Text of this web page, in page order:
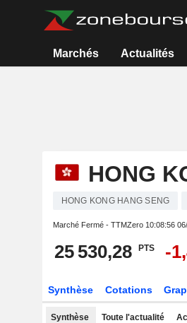
Marchés Actualités
HONG
HONG KONG HANG SENG
Marché Fermé - TTMZero 10:08:56
25 530,28 PTS -
Synthèse Cotations
Synthèse Toute l'actualité